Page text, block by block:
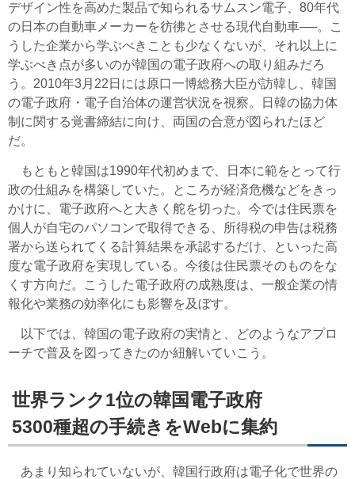
デザイン性を高めた製品で知られるサムスン電子、80年代
の日本の自動車メーカーを彷彿とさせる現代自動車──。こ
うした企業から学ぶべきことも少なくないが、それ以上に
学ぶべき点が多いのが韓国の電子政府への取り組みだろ
う。2010年3月22日には原口一博総務大臣が訪韓し、韓国
の電子政府・電子自治体の運営状況を視察。日韓の協力体
制に関する覚書締結に向け、両国の合意が図られたほど
だ。
もともと韓国は1990年代初めまで、日本に範をとって行
政の仕組みを構築していた。ところが経済危機などをきっ
かけに、電子政府へと大きく舵を切った。今では住民票を
個人が自宅のパソコンで取得できる、所得税の申告は税務
署から送られてくる計算結果を承認するだけ、といった高
度な電子政府を実現している。今後は住民票そのものをな
くす方向だ。こうした電子政府の成熟度は、一般企業の情
報化や業務の効率化にも影響を及ぼす。
以下では、韓国の電子政府の実情と、どのようなアプロ
ーチで普及を図ってきたのか紐解いていこう。
世界ランク1位の韓国電子政府
5300種超の手続きをWebに集約
あまり知られていないが、韓国行政府は電子化で世界の